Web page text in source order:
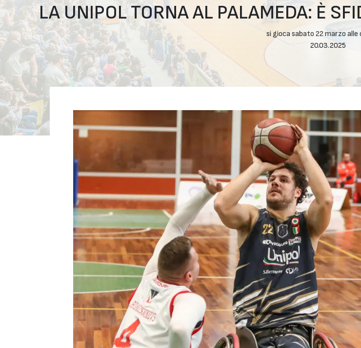
LA UNIPOL TORNA AL PALAMEDA: È
si gioca sabato 22 marzo alle
20.03.2025